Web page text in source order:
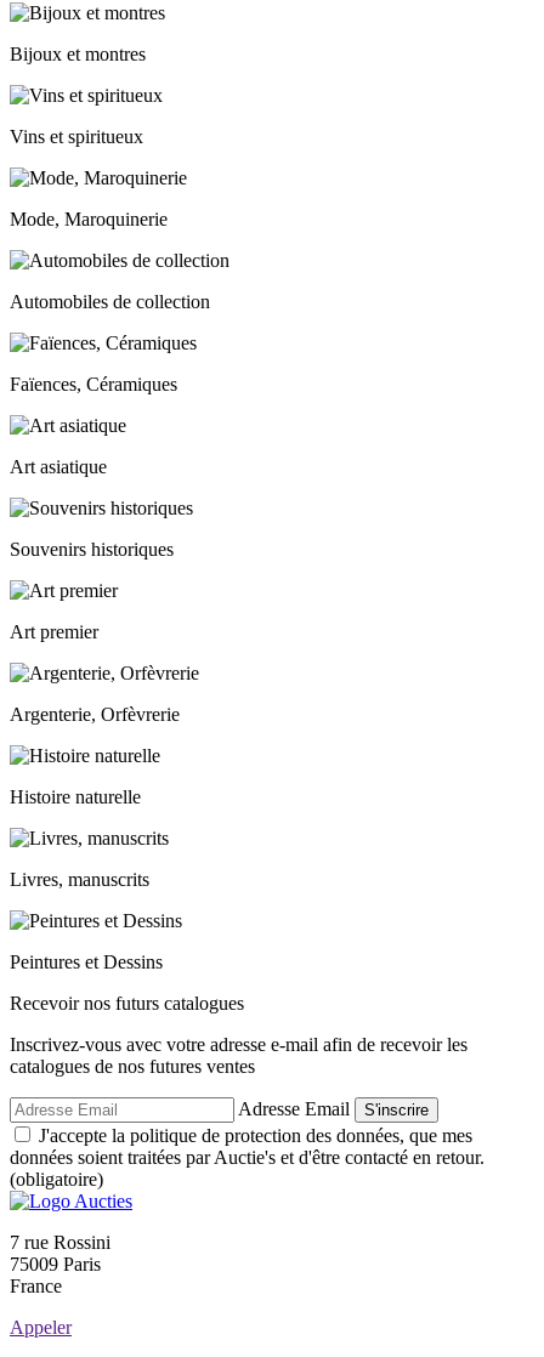
Bijoux et montres
Vins et spiritueux
Mode, Maroquinerie
Automobiles de collection
Faïences, Céramiques
Art asiatique
Souvenirs historiques
Art premier
Argenterie, Orfèvrerie
Histoire naturelle
Livres, manuscrits
Peintures et Dessins
Recevoir nos futurs catalogues
Inscrivez-vous avec votre adresse e-mail afin de recevoir les
catalogues de nos futures ventes
Adresse Email S'inscrire
J'accepte la politique de protection des données, que mes
données soient traitées par Auctie's et d'être contacté en retour.
(obligatoire)
7 rue Rossini
75009 Paris
France
Appeler